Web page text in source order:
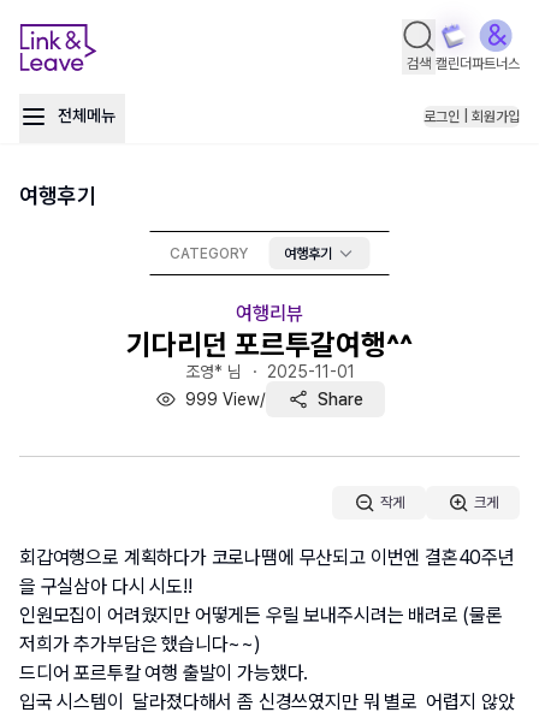
검색 캘린더파트너스
전체메뉴 로그인 | 회원가입
여행후기
CATEGORY 여행후기
여행리뷰
기다리던 포르투갈여행^^
조영* 님 ・ 2025-11-01
999 View/ Share
작게 크게
회갑여행으로 계획하다가 코로나땜에 무산되고 이번엔 결혼40주년
을 구실삼아 다시 시도!!
인원모집이 어려웠지만 어떻게든 우릴 보내주시려는 배려로 (물론
저희가 추가부담은 했습니다~~)
드디어 포르투칼 여행 출발이 가능했다.
입국 시스템이  달라졌다해서 좀 신경쓰였지만 뭐 별로  어렵지 않았